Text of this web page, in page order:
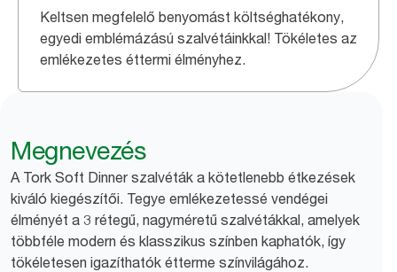
Keltsen megfelelő benyomást költséghatékony,
egyedi emblémázású szalvétáinkkal! Tökéletes az
emlékezetes éttermi élményhez.
Megnevezés
A Tork Soft Dinner szalvéták a kötetlenebb étkezések
kiváló kiegészítői. Tegye emlékezetessé vendégei
élményét a 3 rétegű, nagyméretű szalvétákkal, amelyek
többféle modern és klasszikus színben kaphatók, így
tökéletesen igazíthatók étterme színvilágához.